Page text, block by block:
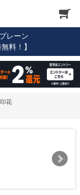
レーン
料！】
花